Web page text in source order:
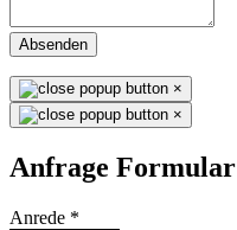
Absenden
×
×
Anfrage Formular
Anrede *